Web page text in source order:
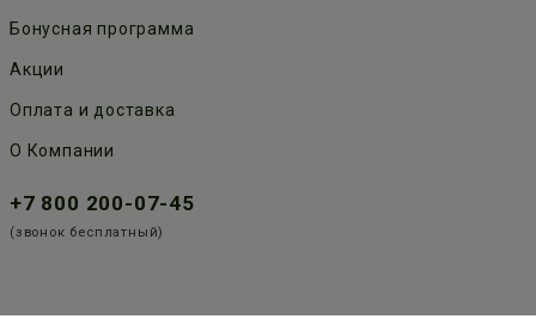
Бонусная программа
Акции
Оплата и доставка
О Компании
+7 800 200-07-45
(звонок бесплатный)